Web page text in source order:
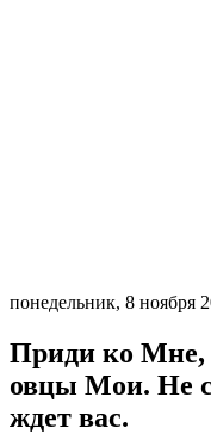
понедельник, 8 ноября
Приди ко Мне,
овцы Мои. Не
ждет вас.